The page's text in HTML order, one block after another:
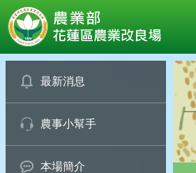
最新消息
農事小幫手
本場簡介